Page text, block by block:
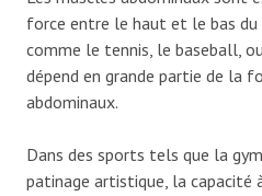
force entre le haut et le bas du
comme le tennis, le baseball,
dépend en grande partie de la
abdominaux.
Dans des sports tels que la
patinage artistique, la capacité